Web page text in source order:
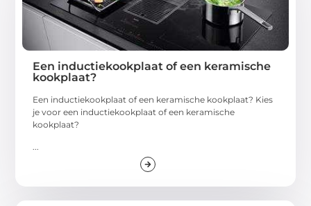
Een inductiekookplaat of een keramische
kookplaat?
Een inductiekookplaat of een keramische kookplaat? Kies
je voor een inductiekookplaat of een keramische
kookplaat?
...